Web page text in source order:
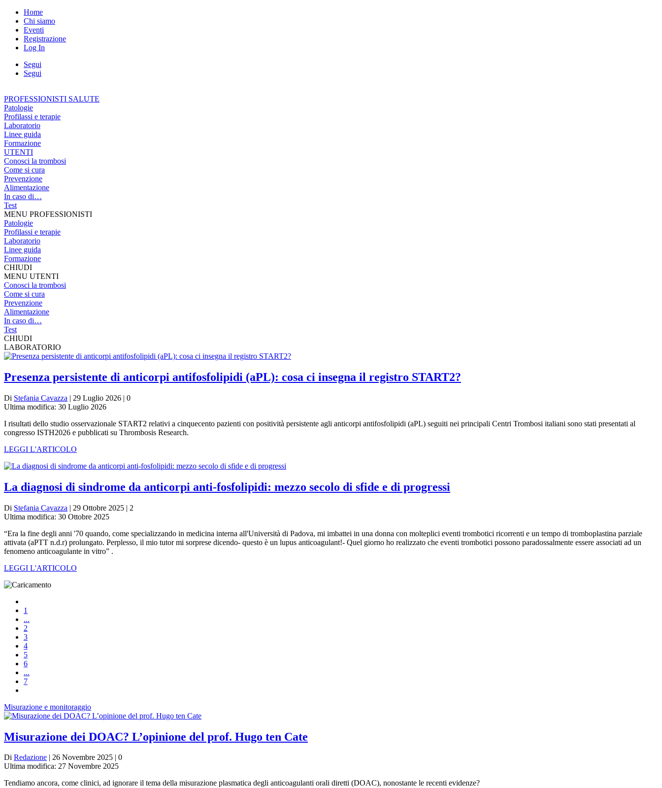
Home
Chi siamo
Eventi
Registrazione
Log In
Segui
Segui
PROFESSIONISTI SALUTE
Patologie
Profilassi e terapie
Laboratorio
Linee guida
Formazione
UTENTI
Conosci la trombosi
Come si cura
Prevenzione
Alimentazione
In caso di…
Test
MENU PROFESSIONISTI
Patologie
Profilassi e terapie
Laboratorio
Linee guida
Formazione
CHIUDI
MENU UTENTI
Conosci la trombosi
Come si cura
Prevenzione
Alimentazione
In caso di…
Test
CHIUDI
LABORATORIO
Presenza persistente di anticorpi antifosfolipidi (aPL): cosa ci insegna il registro START2?
Di Stefania Cavazza | 29 Luglio 2026 | 0
Ultima modifica: 30 Luglio 2026
I risultati dello studio osservazionale START2 relativi a cinquecento pazienti con positività persistente agli anticorpi antifosfolipidi (aPL) seguiti nei principali Centri Trombosi italiani sono stati presentati al
congresso ISTH2026 e pubblicati su Thrombosis Research.
LEGGI L'ARTICOLO
La diagnosi di sindrome da anticorpi anti-fosfolipidi: mezzo secolo di sfide e di progressi
Di Stefania Cavazza | 29 Ottobre 2025 | 2
Ultima modifica: 30 Ottobre 2025
“Era la fine degli anni '70 quando, come specializzando in medicina interna all'Università di Padova, mi imbattei in una donna con molteplici eventi trombotici ricorrenti e un tempo di tromboplastina parziale
attivata (aPTT n.d.r) prolungato. Perplesso, il mio tutor mi sorprese dicendo- questo è un lupus anticoagulant!- Quel giorno ho realizzato che eventi trombotici possono paradossalmente essere associati ad un
fenomeno anticoagulante in vitro” .
LEGGI L'ARTICOLO
1
...
2
3
4
5
6
...
7
Misurazione e monitoraggio
Misurazione dei DOAC? L’opinione del prof. Hugo ten Cate
Di Redazione | 26 Novembre 2025 | 0
Ultima modifica: 27 Novembre 2025
Tendiamo ancora, come clinici, ad ignorare il tema della misurazione plasmatica degli anticoagulanti orali diretti (DOAC), nonostante le recenti evidenze?